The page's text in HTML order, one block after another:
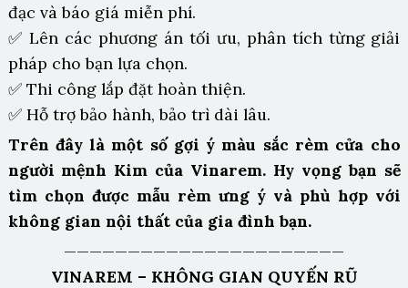
đạc và báo giá miễn phí.
✅ Lên các phương án tối ưu, phân tích từng giải
pháp cho bạn lựa chọn.
✅ Thi công lắp đặt hoàn thiện.
✅ Hỗ trợ bảo hành, bảo trì dài lâu.
Trên đây là một số gợi ý màu sắc rèm cửa cho
người mệnh Kim của Vinarem. Hy vọng bạn sẽ
tìm chọn được mẫu rèm ưng ý và phù hợp với
không gian nội thất của gia đình bạn.
——————————————————————
VINAREM – KHÔNG GIAN QUYẾN RŨ